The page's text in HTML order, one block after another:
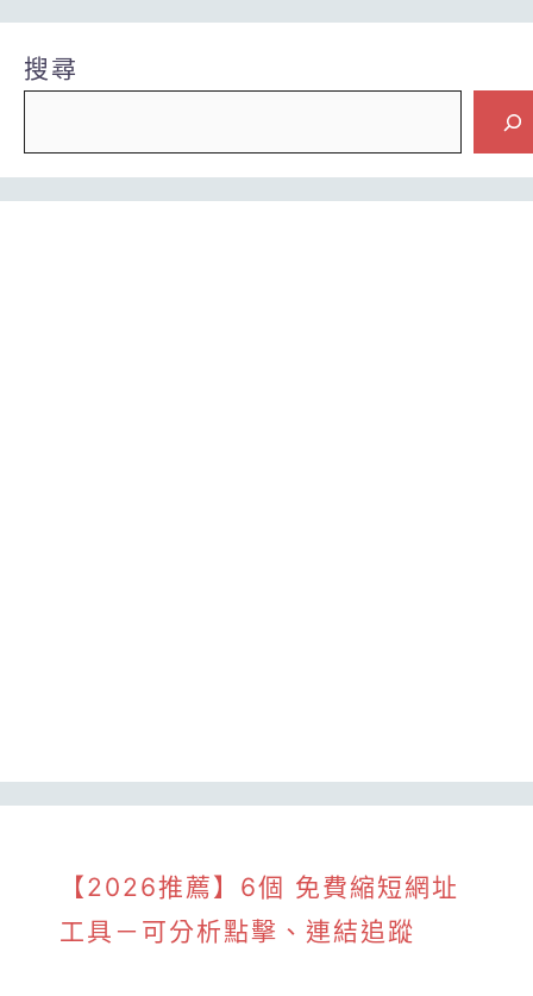
搜尋
【2026推薦】6個 免費縮短網址
工具－可分析點擊、連結追蹤